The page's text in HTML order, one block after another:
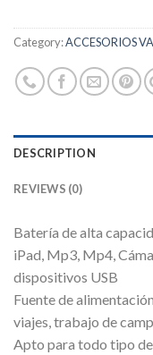
Category:ACCESORIOS
DESCRIPTION
REVIEWS (0)
Batería de alta
iPad, Mp3, Mp4,
dispositivos USB
Fuente de
viajes, trabajo de
Apto para todo tipo